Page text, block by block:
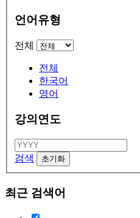
언어유형
전체
전체
한국어
영어
강의연도
검색
최근 검색어